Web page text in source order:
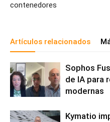
contenedores
Artículos relacionados
Sophos
de IA para
modernas
Kymatio